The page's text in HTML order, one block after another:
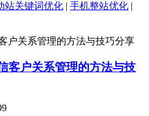
站关键词优化 | 手机整站优化 |
客户关系管理的方法与技